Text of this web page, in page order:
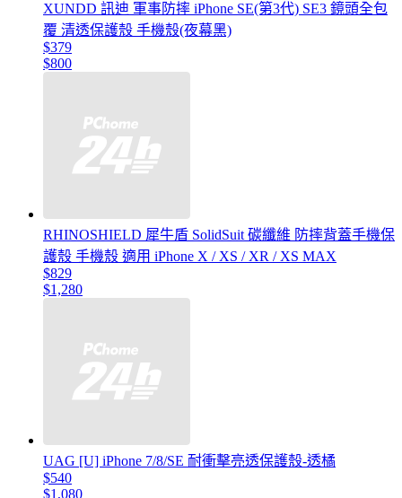
XUNDD 訊迪 軍事防摔 iPhone SE(第3代) SE3 鏡頭全包
覆 清透保護殼 手機殼(夜幕黑)
$379
$800
RHINOSHIELD 犀牛盾 SolidSuit 碳纖維 防摔背蓋手機保
護殼 手機殼 適用 iPhone X / XS / XR / XS MAX
$829
$1,280
UAG [U] iPhone 7/8/SE 耐衝擊亮透保護殼-透橘
$540
$1,080